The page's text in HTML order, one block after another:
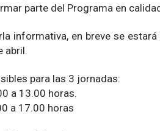
parte del Programa en
informativa, en breve se
abril.
para las 3 jornadas:
a 13.00 horas.
a 17.00 horas